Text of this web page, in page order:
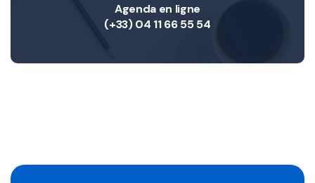
Agenda en ligne
(+33) 04 11 66 55 54